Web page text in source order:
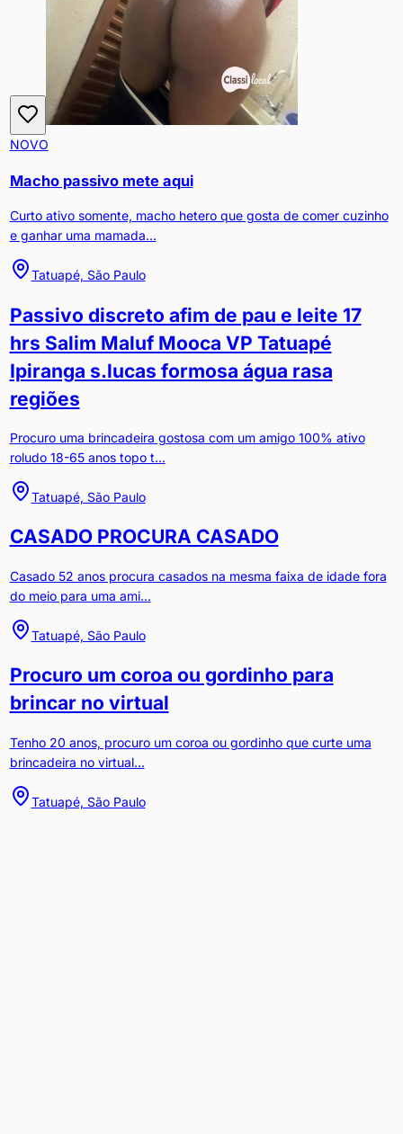
NOVO
Macho passivo mete aqui
Curto ativo somente, macho hetero que gosta de comer cuzinho
e ganhar uma mamada...
Tatuapé, São Paulo
Passivo discreto afim de pau e leite 17
hrs Salim Maluf Mooca VP Tatuapé
Ipiranga s.lucas formosa água rasa
regiões
Procuro uma brincadeira gostosa com um amigo 100% ativo
roludo 18-65 anos topo t...
Tatuapé, São Paulo
CASADO PROCURA CASADO
Casado 52 anos procura casados na mesma faixa de idade fora
do meio para uma ami...
Tatuapé, São Paulo
Procuro um coroa ou gordinho para
brincar no virtual
Tenho 20 anos, procuro um coroa ou gordinho que curte uma
brincadeira no virtual...
Tatuapé, São Paulo